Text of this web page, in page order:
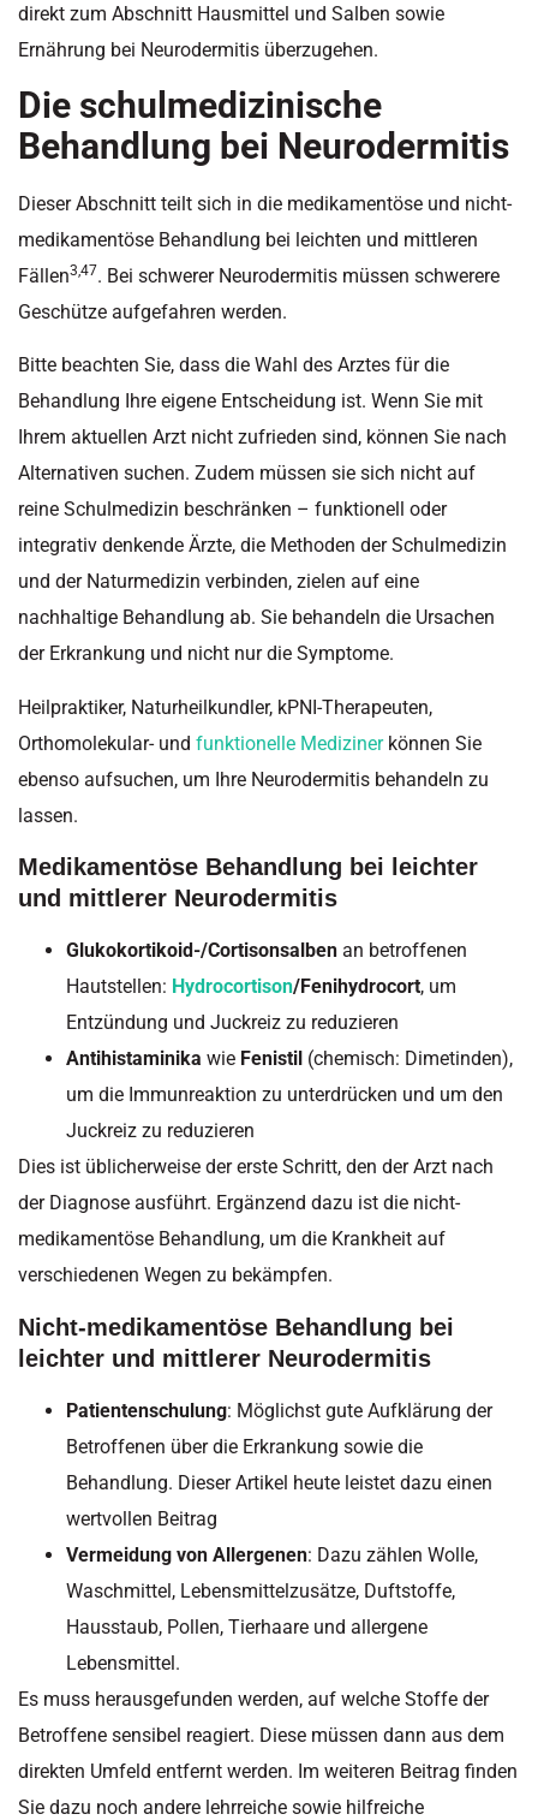
direkt zum Abschnitt Hausmittel und Salben sowie
Ernährung bei Neurodermitis überzugehen.
Die schulmedizinische
Behandlung bei Neurodermitis
Dieser Abschnitt teilt sich in die medikamentöse und nicht-
medikamentöse Behandlung bei leichten und mittleren
Fällen3,47. Bei schwerer Neurodermitis müssen schwerere
Geschütze aufgefahren werden.
Bitte beachten Sie, dass die Wahl des Arztes für die
Behandlung Ihre eigene Entscheidung ist. Wenn Sie mit
Ihrem aktuellen Arzt nicht zufrieden sind, können Sie nach
Alternativen suchen. Zudem müssen sie sich nicht auf
reine Schulmedizin beschränken – funktionell oder
integrativ denkende Ärzte, die Methoden der Schulmedizin
und der Naturmedizin verbinden, zielen auf eine
nachhaltige Behandlung ab. Sie behandeln die Ursachen
der Erkrankung und nicht nur die Symptome.
Heilpraktiker, Naturheilkundler, kPNI-Therapeuten,
Orthomolekular- und funktionelle Medizinerkönnen Sie
ebenso aufsuchen, um Ihre Neurodermitis behandeln zu
lassen.
Medikamentöse Behandlung bei leichter
und mittlerer Neurodermitis
Glukokortikoid-/Cortisonsalben an betroffenen
Hautstellen: Hydrocortison/Fenihydrocort, um
Entzündung und Juckreiz zu reduzieren
Antihistaminika wie Fenistil (chemisch: Dimetinden),
um die Immunreaktion zu unterdrücken und um den
Juckreiz zu reduzieren
Dies ist üblicherweise der erste Schritt, den der Arzt nach
der Diagnose ausführt. Ergänzend dazu ist die nicht-
medikamentöse Behandlung, um die Krankheit auf
verschiedenen Wegen zu bekämpfen.
Nicht-medikamentöse Behandlung bei
leichter und mittlerer Neurodermitis
Patientenschulung: Möglichst gute Aufklärung der
Betroffenen über die Erkrankung sowie die
Behandlung. Dieser Artikel heute leistet dazu einen
wertvollen Beitrag
Vermeidung von Allergenen: Dazu zählen Wolle,
Waschmittel, Lebensmittelzusätze, Duftstoffe,
Hausstaub, Pollen, Tierhaare und allergene
Lebensmittel.
Es muss herausgefunden werden, auf welche Stoffe der
Betroffene sensibel reagiert. Diese müssen dann aus dem
direkten Umfeld entfernt werden. Im weiteren Beitrag finden
Sie dazu noch andere lehrreiche sowie hilfreiche